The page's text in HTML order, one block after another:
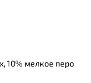
10% мелкое перо